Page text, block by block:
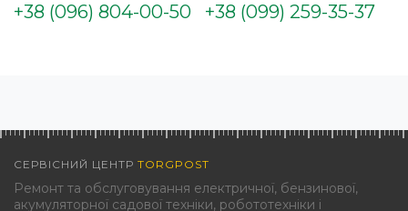
+38 (096) 804-00-50
+38 (099) 259-35-37
СЕРВІСНИЙ ЦЕНТР TORGPOST
Ремонт та обслуговування електричної, бензинової,
акумуляторної садової техніки, робототехніки і